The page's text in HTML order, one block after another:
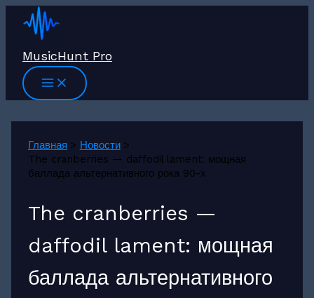
Перейти
MusicHunt Pro
Главная
Новости
The cranberries — daffodil lament: мощная
баллада альтернативного рока 90-х
The cranberries —
daffodil lament: мощная
баллада альтернативного